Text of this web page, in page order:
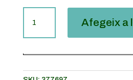
INTERAPOTHEK
BEBÈ
Afegeix a